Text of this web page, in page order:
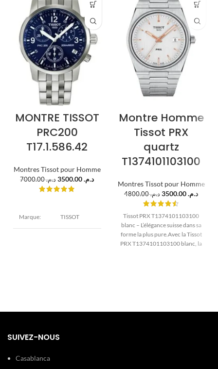
MONTRE TISSOT
PRC200
T17.1.586.42
Montres Tissot pour Homme
د.م.7000.00 د.م.
Marque: TISSOT
Bracelet:
Montre Homme
Tissot PRX
quartz
T1374101103100
Montres Tissot pour Homme
د.م.4800.00 د.م.
Tissot PRX T1374101103100
blanc – L’élégance suisse dans sa
forme la plus pure.Avec la Tissot
PRX T1374101103100 blanc, la
SUIVEZ-NOUS
Casablanca